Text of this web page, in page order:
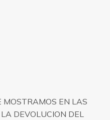
MOSTRAMOS EN LAS
DEVOLUCION DEL